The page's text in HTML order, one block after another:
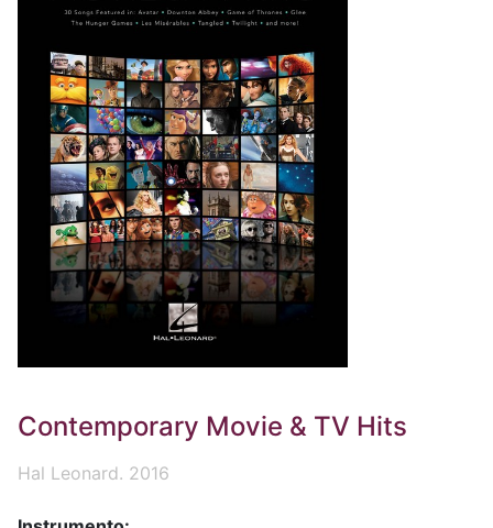
Contemporary Movie & TV Hits
Hal Leonard. 2016